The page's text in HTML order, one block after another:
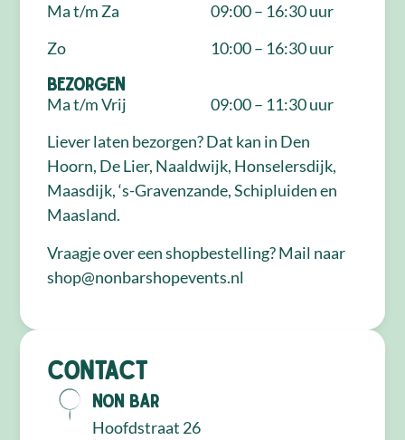
Ma t/m Za
Zo
09:00 – 16:30 uur
10:00 – 16:30 uur
Bezorgen
Ma t/m Vrij
09:00 – 11:30 uur
Liever laten bezorgen? Dat kan in Den
Hoorn, De Lier, Naaldwijk, Honselersdijk,
Maasdijk, ‘s-Gravenzande, Schipluiden en
Maasland.
Vraagje over een shopbestelling? Mail naar
shop@nonbarshopevents.nl
Contact
NON Bar
Hoofdstraat 26